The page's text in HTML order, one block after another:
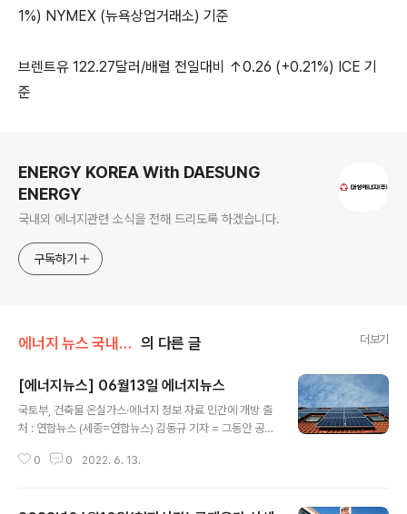
1%) NYMEX (뉴욕상업거래소) 기준
브렌트유 122.27달러/배럴 전일대비 ↑0.26 (+0.21%) ICE 기
준
ENERGY KOREA With DAESUNG
ENERGY
국내외 에너지관련 소식을 전해 드리도록 하겠습니다.
구독하기
에너지 뉴스 국내&해외 의 다른 글 더보기
[에너지뉴스] 06월13일 에너지뉴스
국토부, 건축물 온실가스·에너지 정보 자료 민간에 개방 출
처 : 연합뉴스 (세종=연합뉴스) 김동규 기자 = 그동안 공공
보자료가 민간에 개방된다. 국토교통부는 이런 내용을 골
0 0 2022. 6. 13.